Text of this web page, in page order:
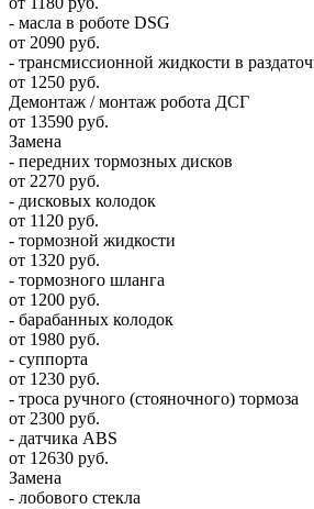
- масла в роботе DSG
от 2090 руб.
- трансмиссионной жидкости в
от 1250 руб.
Демонтаж / монтаж робота ДСГ
от 13590 руб.
Замена
- передних тормозных дисков
от 2270 руб.
- дисковых колодок
от 1120 руб.
- тормозной жидкости
от 1320 руб.
- тормозного шланга
от 1200 руб.
- барабанных колодок
от 1980 руб.
- суппорта
от 1230 руб.
- троса ручного (стояночного) тормоза
от 2300 руб.
- датчика ABS
от 12630 руб.
Замена
- лобового стекла